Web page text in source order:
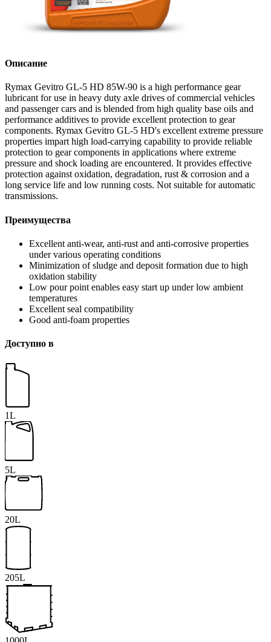
Описание
Rymax Gevitro GL-5 HD 85W-90 is a high performance gear
lubricant for use in heavy duty axle drives of commercial vehicles
and passenger cars and is blended from high quality base oils and
performance additives to provide excellent protection to gear
components. Rymax Gevitro GL-5 HD's excellent extreme pressure
properties impart high load-carrying capability to provide reliable
protection to gear components in applications where extreme
pressure and shock loading are encountered. It provides effective
protection against oxidation, degradation, rust & corrosion and a
long service life and low running costs. Not suitable for automatic
transmissions.
Преимущества
Excellent anti-wear, anti-rust and anti-corrosive properties
under various operating conditions
Minimization of sludge and deposit formation due to high
oxidation stability
Low pour point enables easy start up under low ambient
temperatures
Excellent seal compatibility
Good anti-foam properties
Доступно в
1L
5L
20L
205L